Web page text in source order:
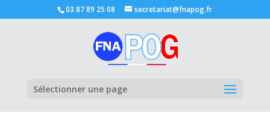
03 87 89 25 08 secretariat@fnapog.fr
Sélectionner une page